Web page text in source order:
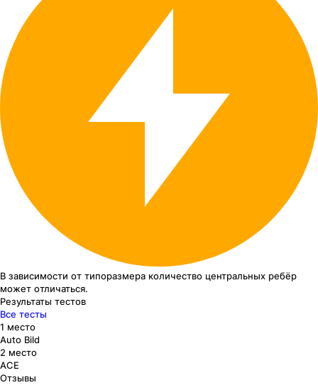
В зависимости от типоразмера количество центральных ребёр
может отличаться.
Результаты тестов
Все тесты
1 место
Auto Bild
2 место
ACE
Отзывы